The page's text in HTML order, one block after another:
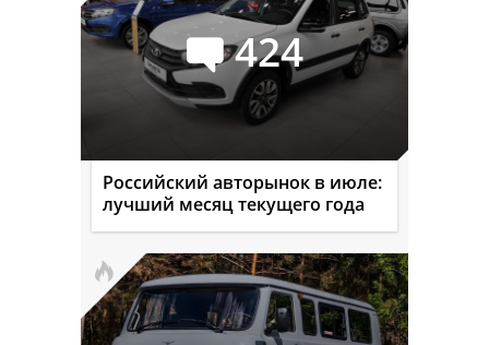
424
Российский авторынок в июле:
лучший месяц текущего года